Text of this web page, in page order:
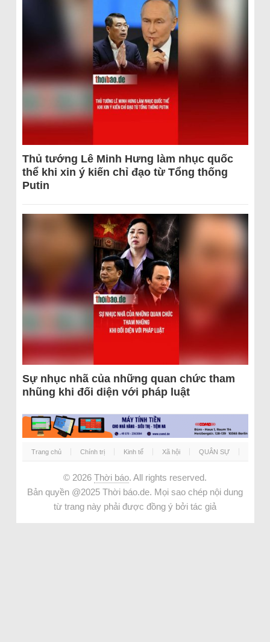
Thủ tướng Lê Minh Hưng làm nhục quốc
thể khi xin ý kiến chỉ đạo từ Tổng thống
Putin
Sự nhục nhã của những quan chức tham
nhũng khi đối diện với pháp luật
Trang chủ Chính trị Kinh tế Xã hội QUÂN SỰ
© 2026 Thời báo. All rights reserved.
Bản quyền @2025 Thời báo.de. Mọi sao chép nội dung
từ trang này phải được đồng ý bởi tác giả